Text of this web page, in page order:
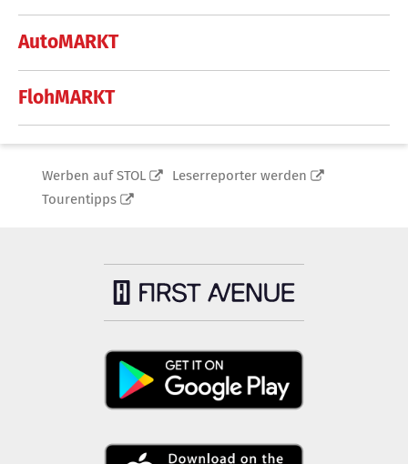
AutoMARKT
FlohMARKT
Werben auf STOL
Leserreporter werden
Tourentipps